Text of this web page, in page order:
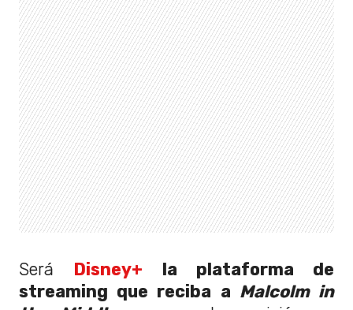
Será Disney+ la plataforma de
streaming que reciba a Malcolm in